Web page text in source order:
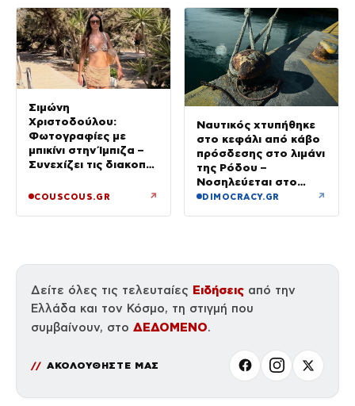
Σιμώνη
Χριστοδούλου:
Φωτογραφίες με
μπικίνι στην Ίμπιζα –
Συνεχίζει τις διακοπές
της, Αντρέα Γεωργίου
COUSCOUS.GR ↗
Ναυτικός χτυπήθηκε
στο κεφάλι από κάβο
πρόσδεσης στο λιμάνι
της Ρόδου –
Νοσηλεύεται στο
νοσοκομείο
DIMOCRACY.GR ↗
Δείτε όλες τις τελευταίες Ειδήσεις από την
Ελλάδα και τον Κόσμο, τη στιγμή που
συμβαίνουν, στο ΔΕΔΟΜΕΝΟ.
ΑΚΟΛΟΥΘΗΣΤΕ ΜΑΣ